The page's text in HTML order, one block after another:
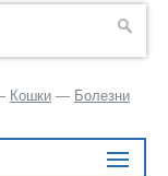
Кошки
Болезни